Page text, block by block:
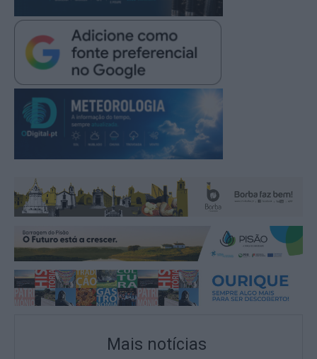
Mais notícias